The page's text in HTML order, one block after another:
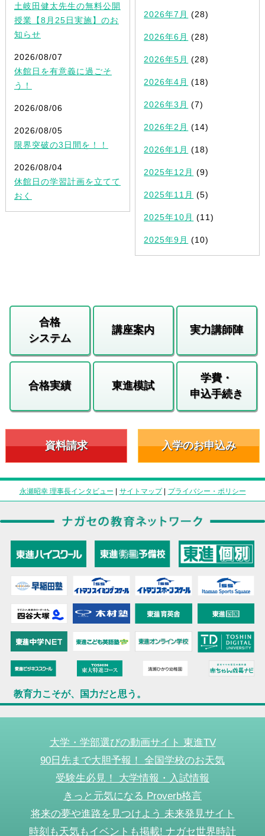
土岐田健太先生の無料公開
授業【8月25日実施】のお
知らせ
2026/08/07
休館日を有意義に過ごそ
う！
2026/08/06
2026/08/05
限界突破の3日間を！！
2026/08/04
休館日の学習計画を立てて
おく
2026年7月 (28)
2026年6月 (28)
2026年5月 (28)
2026年4月 (18)
2026年3月 (7)
2026年2月 (14)
2026年1月 (18)
2025年12月 (9)
2025年11月 (5)
2025年10月 (11)
2025年9月 (10)
合格
システム
講座案内 実力講師陣
合格実績 東進模試
学費・
申込手続き
資料請求 入学のお申込み
永瀬昭幸 理事長インタビュー | サイトマップ| プライバシー・ポリシー
教育力こそが、国力だと思う。
大学・学部選びの動画サイト 東進TV
90日先まで大胆予報！ 全国学校のお天気
受験生必見！ 大学情報・入試情報
きっと元気になる Proverb格言
将来の夢や進路を見つけよう 未来発見サイト
時刻も天気もイベントも掲載! ナガセ世界時計